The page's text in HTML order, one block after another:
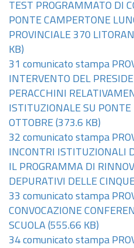
TEST PROGRAMMATO DI
PONTE CAMPERTONE
PROVINCIALE 370
KB)
31 comunicato stampa
INTERVENTO DEL
PERACCHINI
ISTITUZIONALE SU
OTTOBRE (373.6 KB)
32 comunicato stampa
INCONTRI ISTITUZIONALI
IL PROGRAMMA DI
DEPURATIVI DELLE
33 comunicato stampa
CONVOCAZIONE
SCUOLA (555.66 KB)
34 comunicato stampa